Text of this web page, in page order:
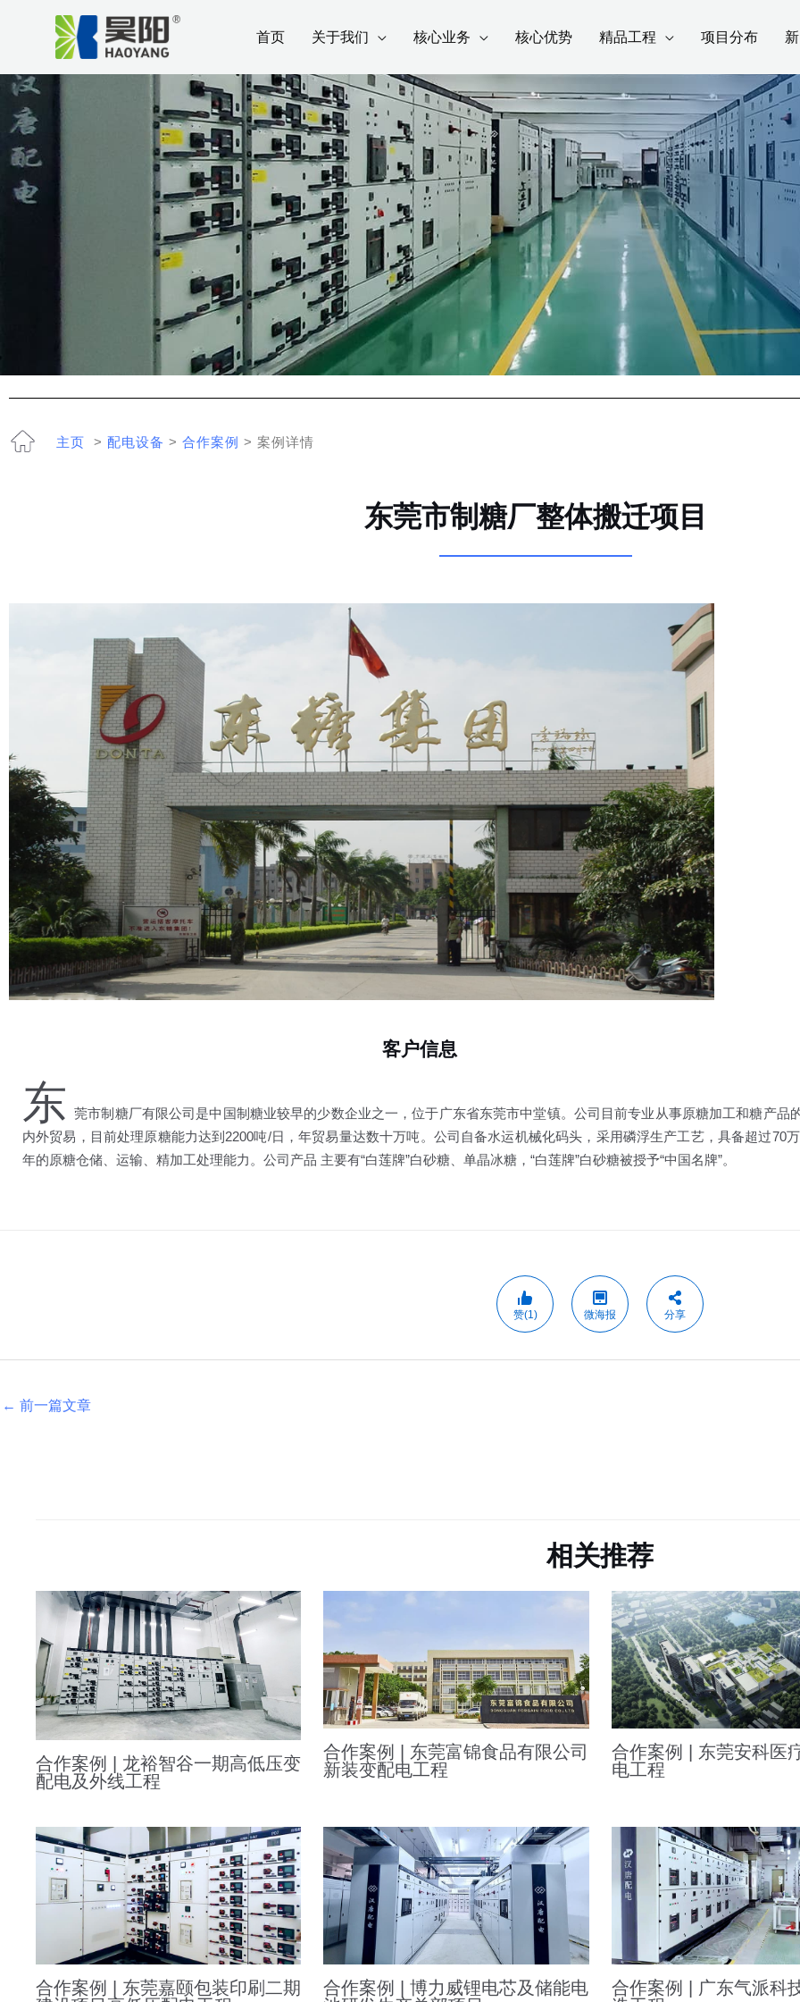
容
首页 关于我们 核心业务 核心优势 精品工程 项目分布
主页 > 配电设备 > 合作案例 > 案例详情
东莞市制糖厂整体搬迁项目
客户信息
东 莞市制糖厂有限公司是中国制糖业较早的少数企业之一，位于广东省东莞市中堂镇。公司目前专业从事原糖加工和糖产品
内外贸易，目前处理原糖能力达到2200吨/日，年贸易量达数十万吨。公司自备水运机械化码头，采用磷浮生产工艺，具备超过70
年的原糖仓储、运输、精加工处理能力。公司产品 主要有“白莲牌”白砂糖、单晶冰糖，“白莲牌”白砂糖被授予“中国名牌”。
赞(1) 微海报 分享
navigation
← 前一篇文章
相关推荐
合作案例 | 龙裕智谷一期高低压变
配电及外线工程
合作案例 | 东莞富锦食品有限公司
新装变配电工程
合作案例 | 东莞安科医
电工程
合作案例 | 东莞嘉颐包装印刷二期
合作案例 | 博力威锂电芯及储能电
合作案例 | 广东气派科